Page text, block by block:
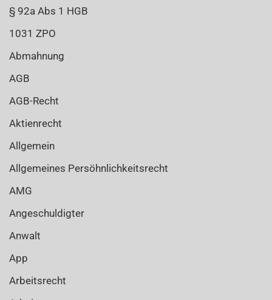
§ 92a Abs 1 HGB
1031 ZPO
Abmahnung
AGB
AGB-Recht
Aktienrecht
Allgemein
Allgemeines Persöhnlichkeitsrecht
AMG
Angeschuldigter
Anwalt
App
Arbeitsrecht